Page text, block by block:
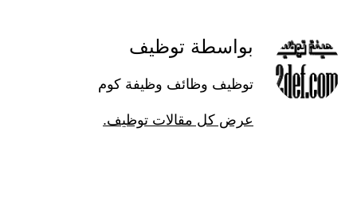
بواسطة توظيف
توظيف وظائف وظيفة كوم
عرض كل مقالات توظيف.